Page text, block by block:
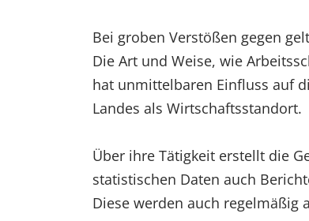
Bei groben Verstößen gegen
Die Art und Weise, wie
hat unmittelbaren Einfluss auf
Landes als Wirtschaftsstandort.
Über ihre Tätigkeit erstellt die
statistischen Daten auch
Diese werden auch regelmäßig